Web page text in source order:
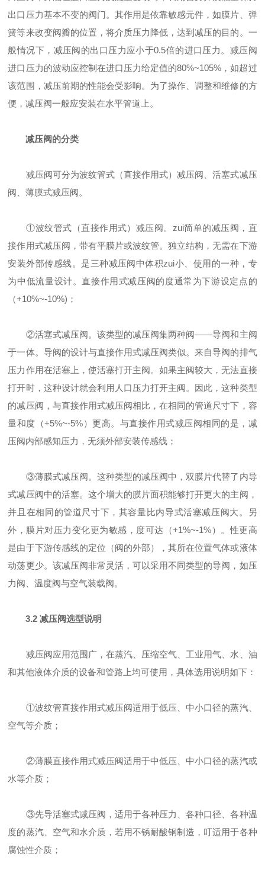
出口压力基本不变的阀门。其作用是依靠敏感元件，如膜片、弹
簧等来改变阀瓣的位置，将介质压力降低，达到减压的目的。一
般情况下，减压阀的出口压力应小于0.5倍的进口压力。减压阀
进口压力的波动应控制在进口压力给定值的80%~105%，如超过
该范围，减压前期的性能会受影响。为了操作、调整和维修的方
便，减压阀一般应安装在水平管道上。
减压阀的分类
减压阀可分为波纹管式（直接作用式）减压阀、活塞式减压
阀、薄膜式减压阀。
①波纹管式（直接作用式）减压阀。zui简单的减压阀，直
接作用式减压阀，带有平膜片或波纹管。独立结构，无需在下游
安装外部传感线。是三种减压阀中体积zui小、使用的一种，专
为中低流量设计。直接作用式减压阀的度通常为下游设定点的
（+10%~-10%)；
②活塞式减压阀。该类型的减压阀集两种阀——导阀和主阀
于一体。导阀的设计与直接作用式减压阀类似。来自导阀的排气
压力作用在活塞上，使活塞打开主阀。如果主阀较大，无法直接
打开时，这种设计就会利用人口压力打开主阀。因此，这种类型
的减压阀，与直接作用式减压阀相比，在相同的管道尺寸下，容
量和度（+5%~-5%）更高。与直接作用式减压阀相同的是，减
压阀内部感知压力，无须外部安装传感线；
③薄膜式减压阀。这种类型的减压阀中，双膜片代替了内导
式减压阀中的活塞。这个增大的膜片面积能够打开更大的主阀，
并且在相同的管道尺寸下，其容量比内导式活塞减压阀大。另
外，膜片对压力变化更为敏感，度可达（+1%~-1%）。性更高
是由于下游传感线的定位（阀的外部），其所在位置气体或液体
动荡更少。该减压阀非常灵活，可以采用不同类型的导阀，如压
力阀、温度阀与空气装载阀。
3.2 减压阀选型说明
减压阀应用范围广，在蒸汽、压缩空气、工业用气、水、油
和其他液体介质的设备和管路上均可使用，具体选用说明如下：
①波纹管直接作用式减压阀适用于低压、中小口径的蒸汽、
空气等介质；
②薄膜直接作用式减压阀适用于中低压、中小口径的蒸汽或
水等介质；
③先导活塞式减压阀，适用于各种压力、各种口径、各种温
度的蒸汽、空气和水介质，若用不锈耐酸钢制造，叮适用于各种
腐蚀性介质；